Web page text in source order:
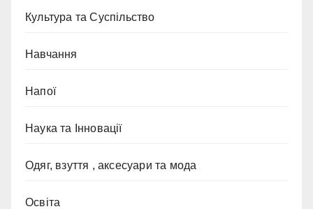
Культура та Суспільство
Навчання
Напої
Наука та Інновації
Одяг, взуття , аксесуари та мода
Освіта